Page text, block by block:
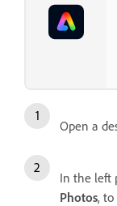
Open a
In the left
Photos, to